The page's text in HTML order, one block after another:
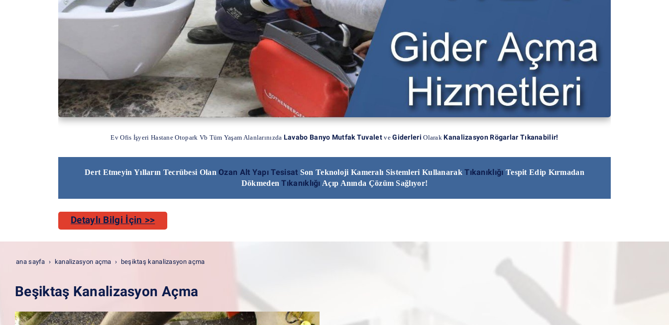
Ev Ofis İşyeri Hastane Otopark Vb Tüm Yaşam Alanlarınızda Lavabo Banyo Mutfak Tuvalet veGiderleri OlarakKanalizasyon Rögarlar Tıkanabilir!
Dert Etmeyin Yılların Tecrübesi OlanOzan Alt Yapı Tesisat Son Teknoloji Kameralı Sistemleri KullanarakTıkanıklığı Tespit Edip Kırmadan
DökmedenTıkanıklığı Açıp Anında Çözüm Sağlıyor!
Detaylı Bilgi İçin >>
ana sayfa kanalizasyon açma beşiktaş kanalizasyon açma
Beşiktaş Kanalizasyon Açma